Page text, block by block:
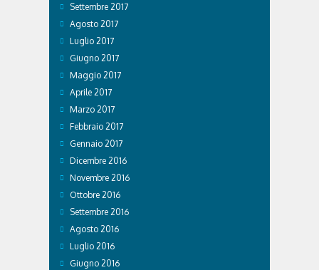
Settembre 2017
Agosto 2017
Luglio 2017
Giugno 2017
Maggio 2017
Aprile 2017
Marzo 2017
Febbraio 2017
Gennaio 2017
Dicembre 2016
Novembre 2016
Ottobre 2016
Settembre 2016
Agosto 2016
Luglio 2016
Giugno 2016